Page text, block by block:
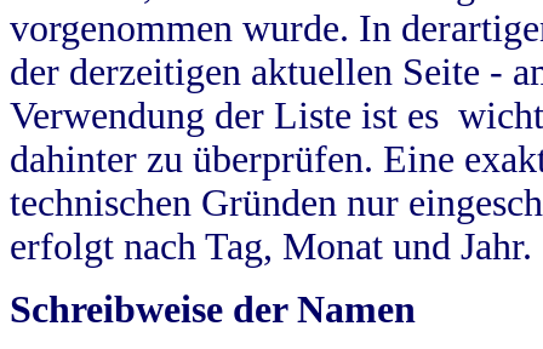
vorgenommen wurde. In
der derzeitigen aktuellen Seite -
Verwendung der Liste ist es
dahinter zu überprüfen. Eine
technischen Gründen nur
erfolgt nach Tag, Monat und Jahr.
Schreibweise der Namen